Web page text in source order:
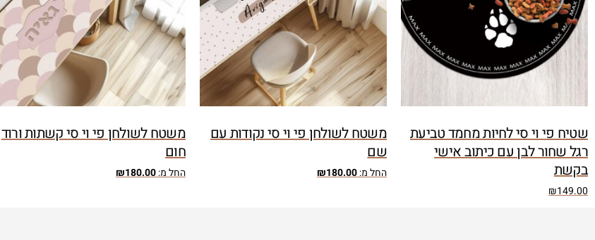
שטיח פי וי סי לחיות מחמד טביעת
רגל שחור לבן עם כיתוב אישי
בקשת
₪149.00
משטח לשולחן פי וי סי נקודות עם
שם
החל מ: ₪180.00
משטח לשולחן פי וי סי קשתות ורוד
חום
החל מ: ₪180.00